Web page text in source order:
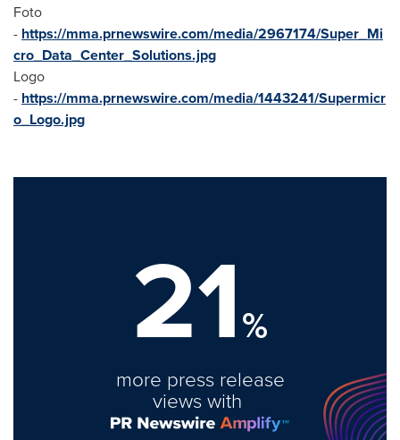
Foto
- https://mma.prnewswire.com/media/2967174/Super_Mi
cro_Data_Center_Solutions.jpg
Logo
- https://mma.prnewswire.com/media/1443241/Supermicr
o_Logo.jpg
21%
more press release
views with